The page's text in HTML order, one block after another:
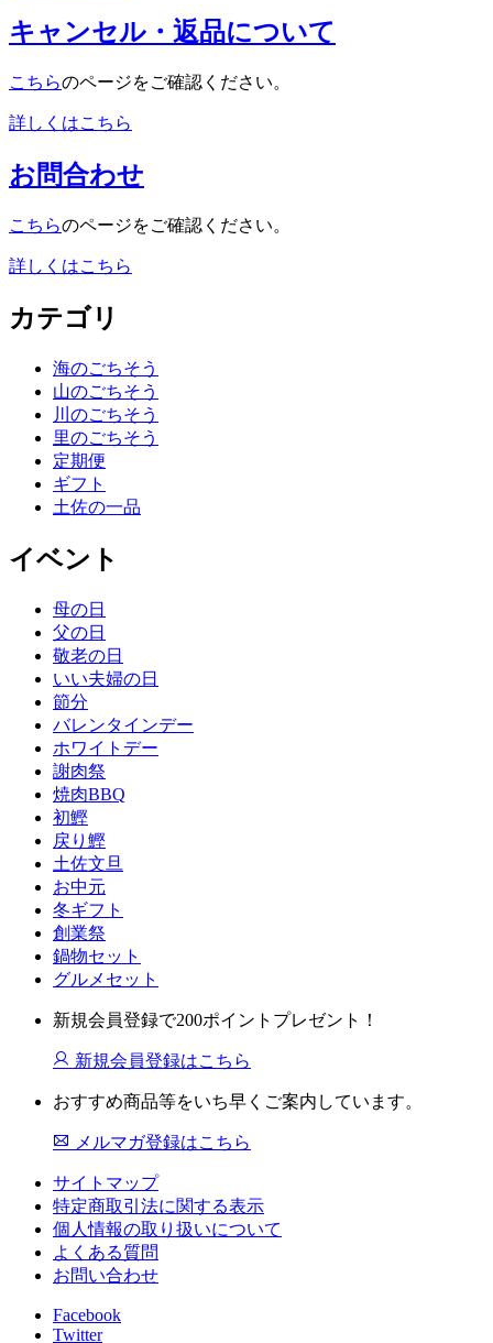
キャンセル・返品について
こちらのページをご確認ください。
詳しくはこちら
お問合わせ
こちらのページをご確認ください。
詳しくはこちら
カテゴリ
海のごちそう
山のごちそう
川のごちそう
里のごちそう
定期便
ギフト
土佐の一品
イベント
母の日
父の日
敬老の日
いい夫婦の日
節分
バレンタインデー
ホワイトデー
謝肉祭
焼肉BBQ
初鰹
戻り鰹
土佐文旦
お中元
冬ギフト
創業祭
鍋物セット
グルメセット
新規会員登録で200ポイントプレゼント！
新規会員登録はこちら
おすすめ商品等をいち早くご案内しています。
メルマガ登録はこちら
サイトマップ
特定商取引法に関する表示
個人情報の取り扱いについて
よくある質問
お問い合わせ
Facebook
Twitter